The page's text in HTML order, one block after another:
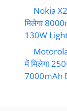
Nokia
मिलेगा
130W
में मिलेगा
7000mAh